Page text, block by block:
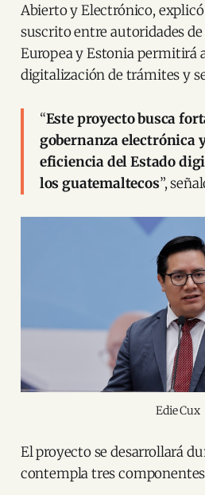
Abierto y Electrónico,
suscrito entre autoridades
Europea y Estonia permitirá
digitalización de trámites y
“Este proyecto busca
gobernanza electrónica
eficiencia del Estado
los guatemaltecos”,
Edie Cux
El proyecto se desarrollará
contempla tres